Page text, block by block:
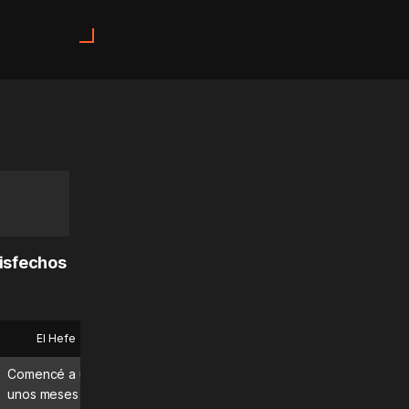
El Hefe
Comencé a usar MadMuscles hace
unos meses y estoy disfrutando